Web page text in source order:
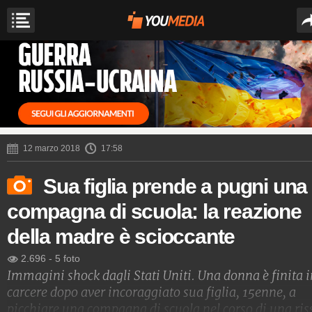
12 marzo 2018 17:58
Sua figlia prende a pugni una
compagna di scuola: la reazione
della madre è scioccante
2.696 - 5 foto
Immagini shock dagli Stati Uniti. Una donna è finita
carcere dopo aver incoraggiato sua figlia, 15enne, a
picchiare una compagna di scuola nel corso di una